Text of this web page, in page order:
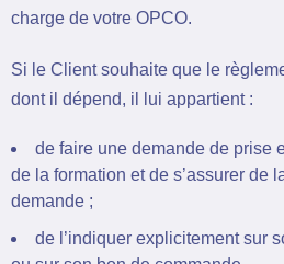
charge de votre OPCO.
Si le Client souhaite que le
dont il dépend, il lui appartient :
de faire une demande de prise
de la formation et de s’assurer de
demande ;
de l’indiquer explicitement sur